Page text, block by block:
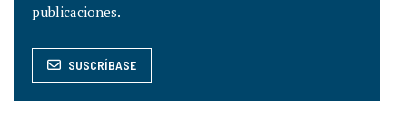
publicaciones.
SUSCRÍBASE